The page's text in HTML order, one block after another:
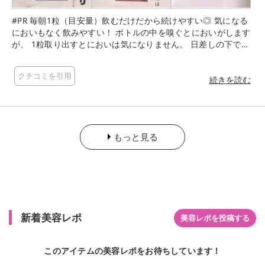
#PR 毎朝1粒（目安量）飲むだけだから続けやすい◎ 気になる
においもなく飲みやすい！ ボトルの中を嗅ぐとにおいがします
が、 1粒取り出すとにおいは気になりません。 日差しの下でも
♪ これからも飲み続けて、 紫外線によって失われる栄養を補給
したい！
クチコミを引用 続きを読む
もっと見る
新着美容レポ 美容レポを投稿する
このアイテムの美容レポをお待ちしています！